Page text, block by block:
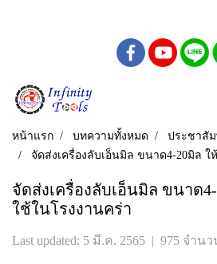
หน้าแรก บทความทั้งหมด
ประชาสั
จัดส่งเครื่องลับเอ็นมิล ขนาด4-20มิล ใ
จัดส่งเครื่องลับเอ็นมิล ขนาด
ใช้ในโรงงานคร่า
Last updated: 5 มี.ค. 2565 | 975 จำน